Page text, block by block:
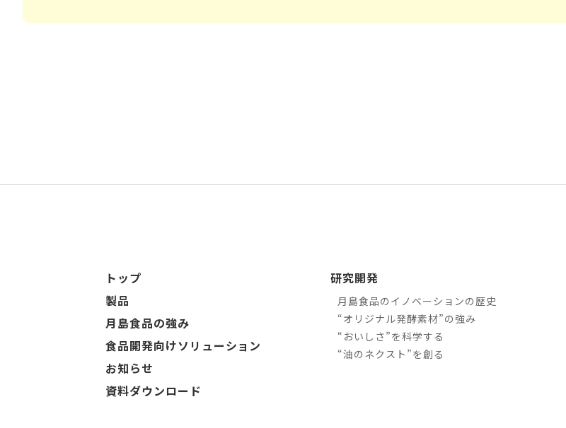
トップ
製品
月島食品の強み
食品開発向けソリューション
お知らせ
資料ダウンロード
研究開発
月島食品のイノベーションの歴史
“オリジナル発酵素材”の強み
“おいしさ”を科学する
“油のネクスト”を創る